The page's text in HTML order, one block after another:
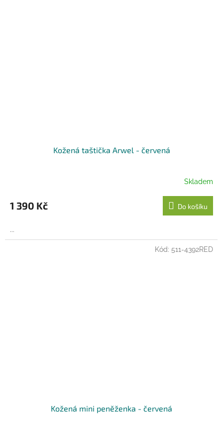
Kožená taštička Arwel - červená
Skladem
1 390 Kč Do košíku
...
Kožená mini peněženka - červená
Kód: 511-4392RED